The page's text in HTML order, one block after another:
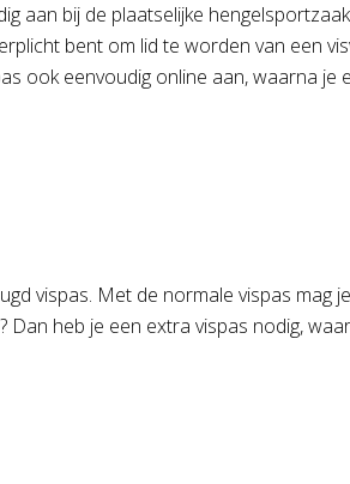
aan bij de plaatselijke
bent om lid te worden van een
ook eenvoudig online aan, waarna je
vispas. Met de normale vispas mag
heb je een extra vispas nodig,